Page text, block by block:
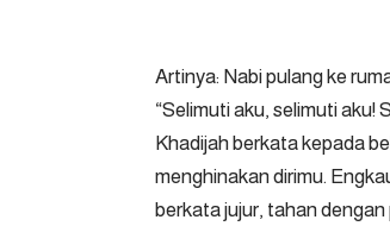
Artinya: Nabi pulang ke
“Selimuti aku, selimuti aku!
Khadijah berkata kepada
menghinakan dirimu.
berkata jujur, tahan